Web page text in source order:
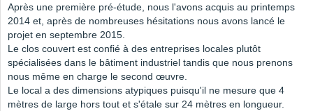
Après une première pré-étude, nous l'avons acquis au printemps
2014 et, après de nombreuses hésitations nous avons lancé le
projet en septembre 2015.
Le clos couvert est confié à des entreprises locales plutôt
spécialisées dans le bâtiment industriel tandis que nous prenons
nous même en charge le second œuvre.
Le local a des dimensions atypiques puisqu'il ne mesure que 4
mètres de large hors tout et s'étale sur 24 mètres en longueur.